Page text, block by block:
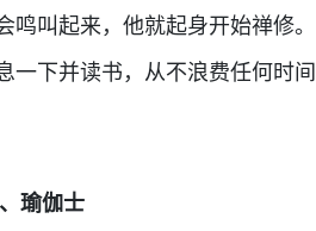
鸣叫起来，他就起身开始禅修
一下并读书，从不浪费任何时间
伽士